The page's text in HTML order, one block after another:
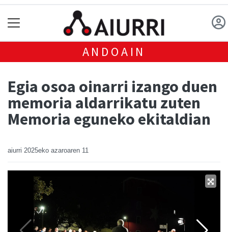
ANDOAIN
Egia osoa oinarri izango duen
memoria aldarrikatu zuten
Memoria eguneko ekitaldian
aiurri 2025eko azaroaren 11